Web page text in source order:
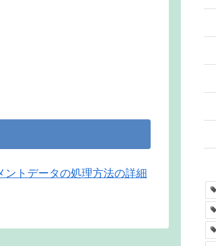
ントデータの処理方法の詳細